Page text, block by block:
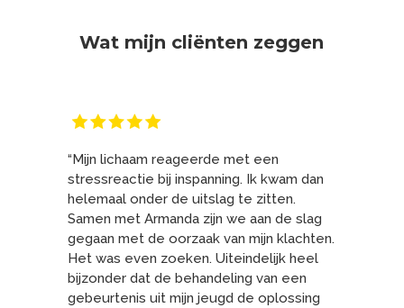
Wat mijn cliënten zeggen
“Mijn lichaam reageerde met een
stressreactie bij inspanning. Ik kwam dan
helemaal onder de uitslag te zitten.
Samen met Armanda zijn we aan de slag
gegaan met de oorzaak van mijn klachten.
Het was even zoeken. Uiteindelijk heel
bijzonder dat de behandeling van een
gebeurtenis uit mijn jeugd de oplossing